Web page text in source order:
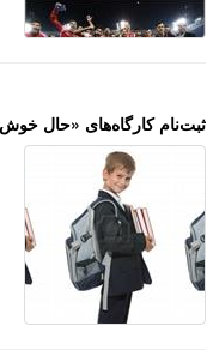
ثبت‌نام کارگاه‌های «حال